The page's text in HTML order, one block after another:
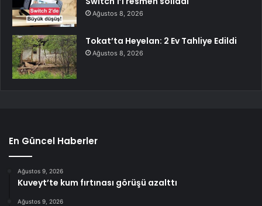
Ağustos 8, 2026
Tokat’ta Heyelan: 2 Ev Tahliye Edildi
Ağustos 8, 2026
En Güncel Haberler
Ağustos 9, 2026
Kuveyt’te kum fırtınası görüşü azalttı
Ağustos 9, 2026